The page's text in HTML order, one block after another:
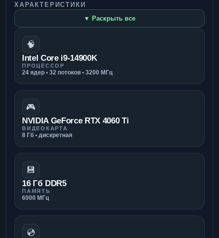
ХАРАКТЕРИСТИКИ
▼ Раскрыть все
🧠
Intel Core i9-14900K
ПРОЦЕССОР
24 ядер • 32 потоков • 3200 МГц
🎮
NVIDIA GeForce RTX 4060 Ti
ВИДЕОКАРТА
8 Гб • дискретная
💾
16 Гб DDR5
ПАМЯТЬ
6000 МГц
💿